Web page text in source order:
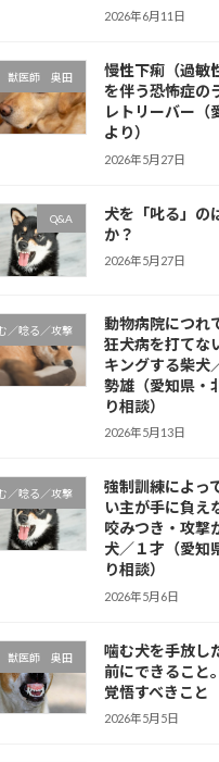
2026年6月11日
獣医師 奥田
慢性下痢（過敏
を伴う恐怖症の
レトリーバー（
より）
2026年5月27日
Q&A
犬を「叱る」の
か？
2026年5月27日
／唸る／攻撃
動物病院につれ
狂犬病を打てな
キングする柴犬
勢雄（愛知県・
り相談）
2026年5月13日
／唸る／攻撃
強制訓練によっ
い主が手に負え
咬みつき・攻撃
犬／１才（愛知
り相談）
2026年5月6日
獣医師 奥田
噛む犬を手放し
前にできること
覚悟すべきこと
2026年5月5日